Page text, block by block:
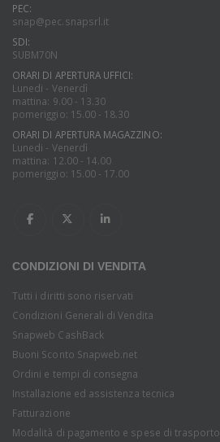
PEC:
snap@pec.snapsrl.it
SDI:
SUBM70N
ORARI DI APERTURA UFFICI:
Lunedi - Venerdì
mattina: 9.00 - 13.30
pomeriggio: 15.00 - 18.30
ORARI DI APERTURA MAGAZZINO:
Lunedi - Venerdì
mattina: 12.00 - 14.00
pomeriggio: 15.00 - 17.00
CONDIZIONI DI VENDITA
Tutti i diritti sono riservati
Condizioni Generali di Vendita
Snapweb CashBack
Buoni Sconto Snapweb.net
Ordini e tempi di consegna
Installazione ed assistenza tecnica
Fatturazione
Modalità di pagamento e spese di trasporto